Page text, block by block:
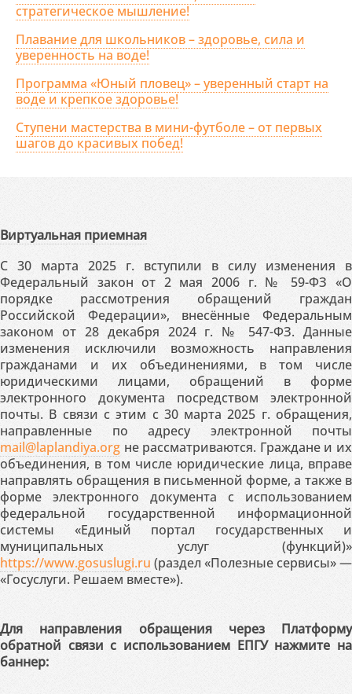
стратегическое мышление!
Плавание для школьников – здоровье, сила и
уверенность на воде!
Программа «Юный пловец» – уверенный старт на
воде и крепкое здоровье!
Ступени мастерства в мини-футболе – от первых
шагов до красивых побед!
Виртуальная приемная
С 30 марта 2025 г. вступили в силу изменения в
Федеральный закон от 2 мая 2006 г. № 59-ФЗ «О
порядке рассмотрения обращений граждан
Российской Федерации», внесённые Федеральным
законом от 28 декабря 2024 г. № 547-ФЗ. Данные
изменения исключили возможность направления
гражданами и их объединениями, в том числе
юридическими лицами, обращений в форме
электронного документа посредством электронной
почты. В связи с этим с 30 марта 2025 г. обращения,
направленные по адресу электронной почты
mail@laplandiya.org не рассматриваются. Граждане и их
объединения, в том числе юридические лица, вправе
направлять обращения в письменной форме, а также в
форме электронного документа с использованием
федеральной государственной информационной
системы «Единый портал государственных и
муниципальных услуг (функций)»
https://www.gosuslugi.ru (раздел «Полезные сервисы» —
«Госуслуги. Решаем вместе»).
Для направления обращения через Платформу
обратной связи с использованием ЕПГУ нажмите на
баннер: